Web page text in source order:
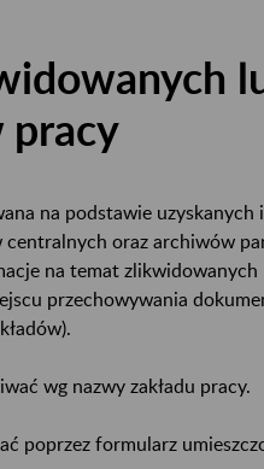
pracy
na podstawie
oraz archiwów
na temat zlikwidowanych
przechowywania
wg nazwy zakładu pracy.
poprzez formularz